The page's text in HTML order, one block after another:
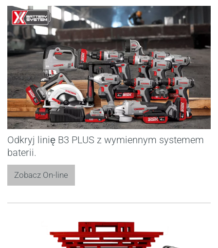
Odkryj linię B3 PLUS z wymiennym systemem
baterii.
Zobacz On-line